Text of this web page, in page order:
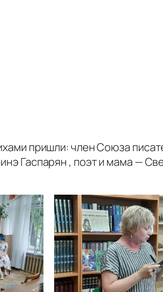
пришли: член Союза
Гаспарян , поэт и мама —